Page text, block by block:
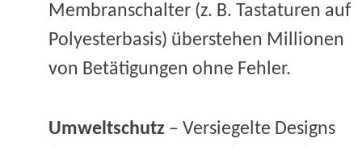
Membranschalter (z. B. Tastaturen auf
Polyesterbasis) überstehen Millionen
von Betätigungen ohne Fehler.
Umweltschutz – Versiegelte Designs